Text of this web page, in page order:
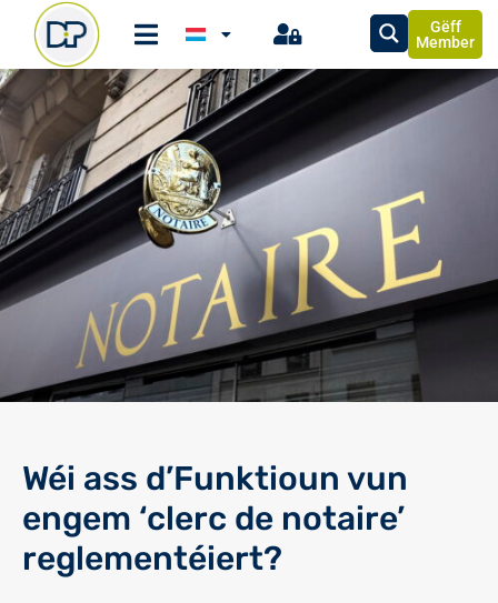
Gëff
Member
Wéi ass d’Funktioun vun
engem ‘clerc de notaire’
reglementéiert?